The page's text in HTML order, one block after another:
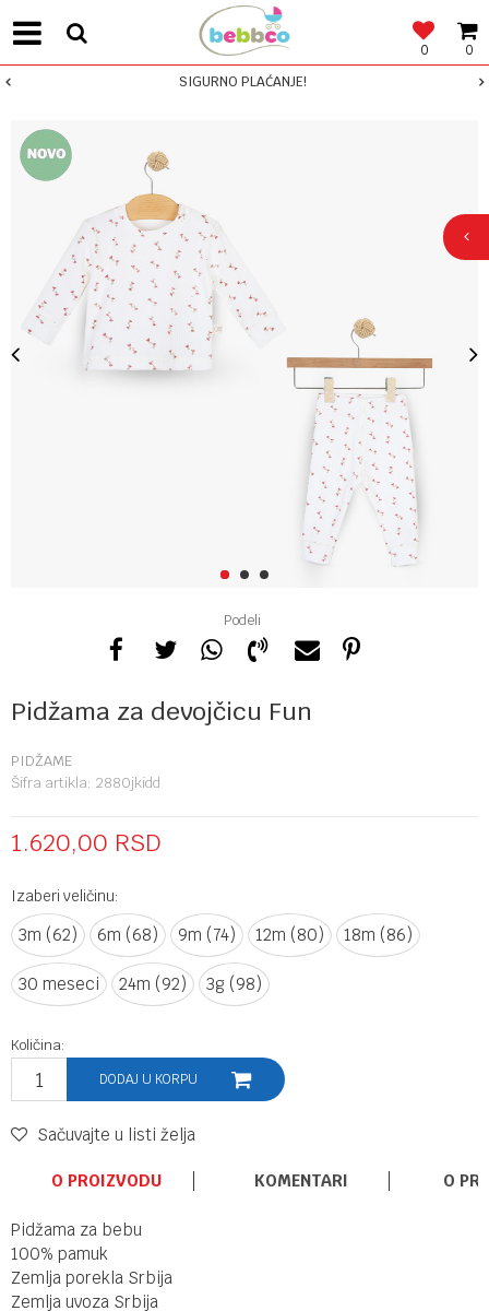
0
0
SIGURNO PLAĆANJE!
1 2 3
Podeli
Pidžama za devojčicu Fun
PIDŽAME
Šifra artikla: 2880jkidd
1.620,00 RSD
Izaberi veličinu:
3m (62) 6m (68) 9m (74) 12m (80) 18m (86)
30 meseci 24m (92) 3g (98)
Količina:
DODAJ U KORPU
Sačuvajte u listi želja
O PROIZVODU KOMENTARI O
Pidžama za bebu
100% pamuk
Zemlja porekla Srbija
Zemlja uvoza Srbija